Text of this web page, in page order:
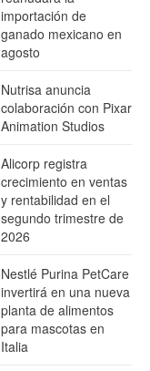
importación de
ganado mexicano en
agosto
Nutrisa anuncia
colaboración con Pixar
Animation Studios
Alicorp registra
crecimiento en ventas
y rentabilidad en el
segundo trimestre de
2026
Nestlé Purina PetCare
invertirá en una nueva
planta de alimentos
para mascotas en
Italia